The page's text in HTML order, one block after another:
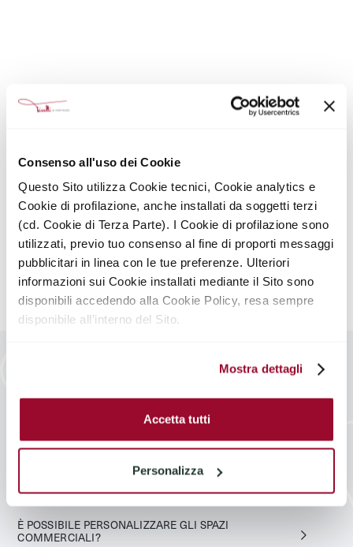
Consenso all'uso dei Cookie
Questo Sito utilizza Cookie tecnici, Cookie analytics e
Cookie di profilazione, anche installati da soggetti terzi
(cd. Cookie di Terza Parte). I Cookie di profilazione sono
utilizzati, previo tuo consenso al fine di proporti messaggi
pubblicitari in linea con le tue preferenze. Ulteriori
informazioni sui Cookie installati mediante il Sito sono
disponibili accedendo alla Cookie Policy, resa sempre
disponibile all’interno del Sito.
Mostra dettagli
Accetta tutti
Personalizza
MILANO AFFITTO
MILANO, VIA CLERICI
815m2 20 8 €43.750
OFFRITE?
Tirelli & Partners offre una vasta gamma di immobili
industriali, situati in posizioni strategiche per
È POSSIBILE PERSONALIZZARE GLI SPAZI
COMMERCIALI?